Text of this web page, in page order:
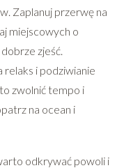
Zaplanuj przerwę na
miejscowych o
zjeść.
relaks i podziwianie
zwolnić tempo i
na ocean i
odkrywać powoli i